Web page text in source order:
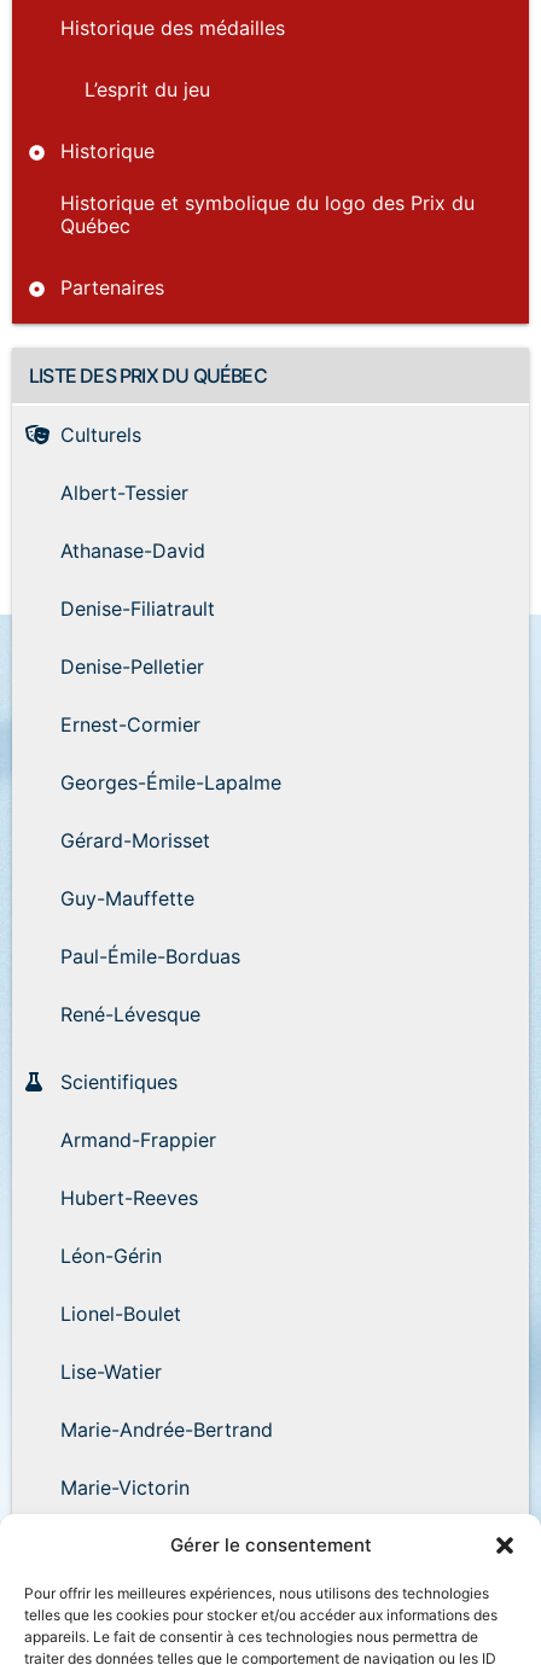
Gérer le consentement
Pour offrir les meilleures expériences, nous utilisons des technologies
telles que les cookies pour stocker et/ou accéder aux informations des
appareils. Le fait de consentir à ces technologies nous permettra de
traiter des données telles que le comportement de navigation ou les ID
Historique des médailles
L’esprit du jeu
Historique
Historique et symbolique du logo des Prix du
Québec
Partenaires
LISTE DES PRIX DU QUÉBEC
Culturels
Albert-Tessier
Athanase-David
Denise-Filiatrault
Denise-Pelletier
Ernest-Cormier
Georges-Émile-Lapalme
Gérard-Morisset
Guy-Mauffette
Paul-Émile-Borduas
René-Lévesque
Scientifiques
Armand-Frappier
Hubert-Reeves
Léon-Gérin
Lionel-Boulet
Lise-Watier
Marie-Andrée-Bertrand
Marie-Victorin
Wilder-Penfield